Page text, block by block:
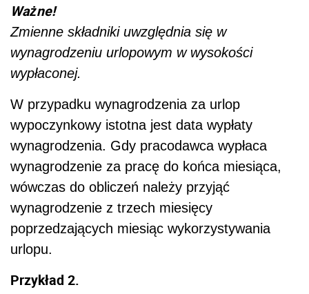
Ważne!
Zmienne składniki uwzględnia się w
wynagrodzeniu urlopowym w wysokości
wypłaconej.
W przypadku wynagrodzenia za urlop
wypoczynkowy istotna jest data wypłaty
wynagrodzenia. Gdy pracodawca wypłaca
wynagrodzenie za pracę do końca miesiąca,
wówczas do obliczeń należy przyjąć
wynagrodzenie z trzech miesięcy
poprzedzających miesiąc wykorzystywania
urlopu.
Przykład 2.